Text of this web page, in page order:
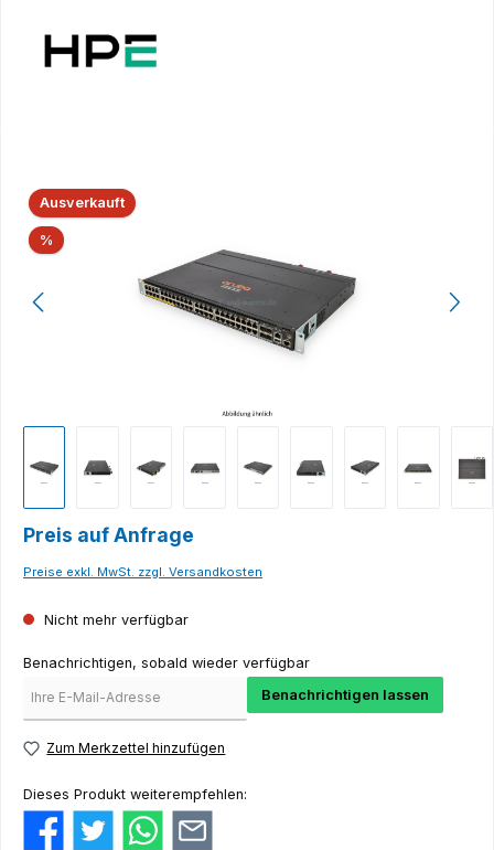
Bildergalerie überspringen
Ausverkauft
% Rabatt
Preis auf Anfrage
Preise exkl. MwSt. zzgl. Versandkosten
Nicht mehr verfügbar
Benachrichtigen, sobald wieder verfügbar
Benachrichtigen lassen
Zum Merkzettel hinzufügen
Dieses Produkt weiterempfehlen: